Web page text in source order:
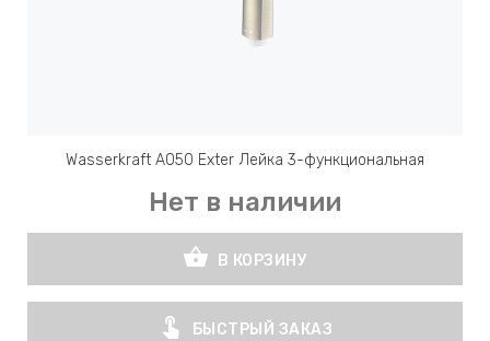
Wasserkraft A050 Exter Лейка 3-функциональная
Нет в наличии
shopping_basket В КОРЗИНУ
touch_app БЫСТРЫЙ ЗАКАЗ